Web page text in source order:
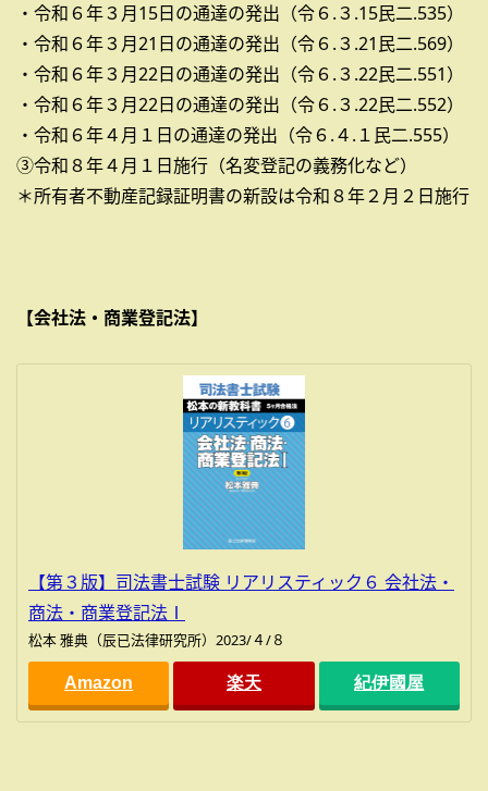
・令和６年３月15日の通達の発出（令６.３.15民二.535）
・令和６年３月21日の通達の発出（令６.３.21民二.569）
・令和６年３月22日の通達の発出（令６.３.22民二.551）
・令和６年３月22日の通達の発出（令６.３.22民二.552）
・令和６年４月１日の通達の発出（令６.４.１民二.555）
③令和８年４月１日施行（名変登記の義務化など）
＊所有者不動産記録証明書の新設は令和８年２月２日施行
【会社法・商業登記法】
【第３版】司法書士試験 リアリスティック６ 会社法・
商法・商業登記法Ⅰ
松本 雅典（辰已法律研究所）2023/４/８
Amazon 楽天 紀伊國屋